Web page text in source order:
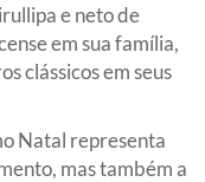
e neto de
em sua família,
clássicos em seus
Natal representa
mas também a